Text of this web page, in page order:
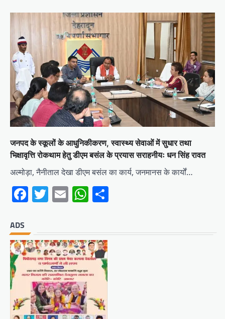
जनपद के स्कूलों के आधुनिकीकरण, स्वास्थ्य सेवाओं में सुधार तथा
भिक्षावृत्ति रोकथाम हेतु डीएम बसंल के प्रयास सराहनीयः धन सिंह रावत
अल्मोड़ा, नैनीताल देखा डीएम बसंल का कार्य, जनमानस के कार्यों…
Facebook
Twitter
EmailWhatsApp
ADS